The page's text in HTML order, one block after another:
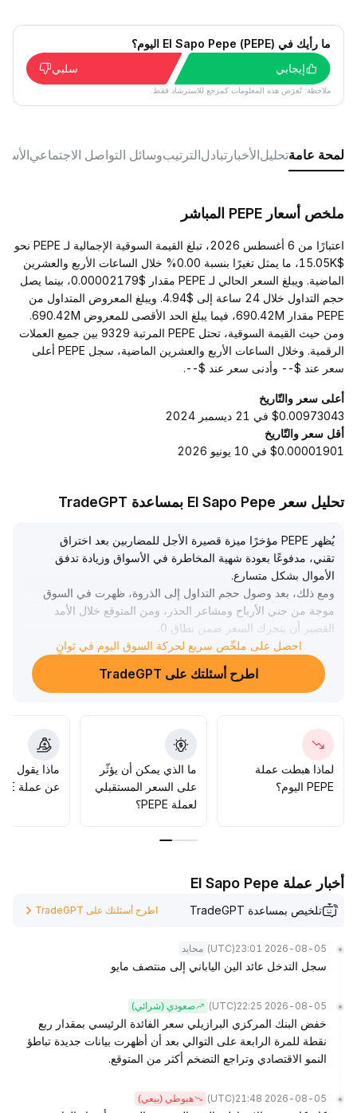
ما رأيك في El Sapo Pepe (PEPE) اليوم؟
إيجابي
سلبي
ملاحظة: تُعرَض هذه المعلومات كمرجع للاسترشاد فقط.
لمحة عامةتحليلالأخبار تبادلالترتيبوسائل التواصل الاجتماعي
ملخص أسعار PEPE المباشر
اعتبارًا من 6 أغسطس 2026، تبلغ القيمة السوقية الإجمالية لـ PEPE نحو
$15.05K، ما يمثل تغيرًا بنسبة 0.00% خلال الساعات الأربع والعشرين
الماضية. ويبلغ السعر الحالي لـ PEPE مقدار $0.00002179، بينما يصل
حجم التداول خلال 24 ساعة إلى $4.94. ويبلغ المعروض المتداول من
PEPE مقدار 690.42M، فيما يبلغ الحد الأقصى للمعروض 690.42M.
ومن حيث القيمة السوقية، تحتل PEPE المرتبة 9329 بين جميع العملات
الرقمية. وخلال الساعات الأربع والعشرين الماضية، سجل PEPE أعلى
سعر عند $-- وأدنى سعر عند $--.
أعلى سعر والتّاريخ
$0.00973043 في 21 ديسمبر 2024
أقل سعر والتّاريخ
$0.00001901 في 10 يونيو 2026
تحليل سعر El Sapo Pepe بمساعدة TradeGPT
يُظهر PEPE مؤخرًا ميزة قصيرة الأجل للمضاربين بعد اختراق
تقني، مدفوعًا بعودة شهية المخاطرة في الأسواق وزيادة تدفق
الأموال بشكل متسارع.
ومع ذلك، بعد وصول حجم التداول إلى الذروة، ظهرت في السوق
موجة من جني الأرباح ومشاعر الحذر، ومن المتوقع خلال الأمد
القصير أن يتحرك السعر ضمن نطاق 0
00000285–0
.
00000295 في نمط تصحيحي أفقي
وبالنظر إلى افتقار PEPE لاستخدامات أساسية واعتماده العالي
الهيكلية في ظل تقلبات السوق الحادة
احصل على ملخّص سريع لحركة السوق اليوم في ثوانٍ
اطرح أسئلتك على TradeGPT
لماذا هبطت عملة
PEPE اليوم؟
ما الذي يمكن أن يؤثّر
على السعر المستقبلي
لعملة PEPE؟
ماذا يقول
عن عملة PEPE؟
أخبار عملة El Sapo Pepe
تلخيص بمساعدة TradeGPT اطرح أسئلتك على TradeGPT
2026-08-05 23:01
(UTC) محايد
سجل التدخل عائد الين الياباني إلى منتصف مايو
2026-08-05 22:25
(UTC) صعودي (شرائي)
خفض البنك المركزي البرازيلي سعر الفائدة الرئيسي بمقدار ربع
نقطة للمرة الرابعة على التوالي بعد أن أظهرت بيانات جديدة تباطؤ
النمو الاقتصادي وتراجع التضخم أكثر من المتوقع.
2026-08-05 21:48
(UTC) هبوطي (بيعي)